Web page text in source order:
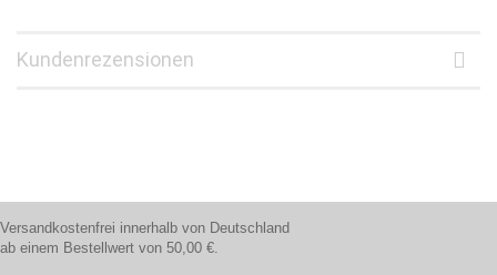
Kundenrezensionen
Versandkostenfrei innerhalb von Deutschland
ab einem Bestellwert von 50,00 €.